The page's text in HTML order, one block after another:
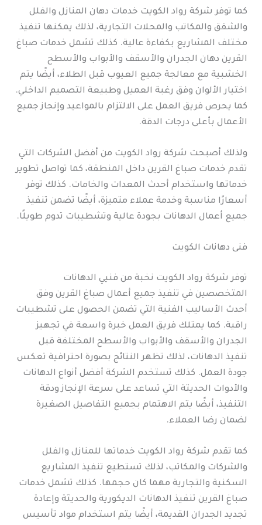
كما توفر شركة رواد الكويت خدمات دهان المنازل والفلل
والشقق والمكاتب والمحلات التجارية، لذلك يمكنها تنفيذ
مختلف المشاريع بكفاءة عالية. كذلك تشمل خدمات صباغ
القرين دهان الجدران والأسقف والأبواب والأسطح
الخشبية مع معالجة جميع العيوب قبل الطلاء، أيضًا يتم
اختيار الألوان وفق رغبة العميل وطبيعة التصميم الداخلي.
كما يحرص فريق العمل على الالتزام بالمواعيد وإنجاز جميع
الأعمال بأعلى درجات الدقة.
ولذلك أصبحت شركة رواد الكويت من أفضل الشركات التي
تقدم خدمات صباغ القرين داخل المنطقة، كما تواصل تطوير
خدماتها واستخدام أحدث المعدات والخامات. كذلك توفر
أسعارًا مناسبة وخدمة عملاء متميزة، أيضًا تضمن تنفيذ
جميع أعمال الدهانات بجودة عالية وتشطيبات تدوم طويلًا.
فنى دهانات الكويت
توفر شركة رواد الكويت نخبة من فنيي الدهانات
المتخصصين في تنفيذ جميع أعمال صباغ القرين وفق
أحدث الأساليب الفنية التي تضمن الحصول على تشطيبات
راقية. كما يمتلك فريق العمل خبرة واسعة في تجهيز
الجدران والأسقف والأبواب والأسطح المختلفة قبل
تنفيذ الدهانات، لذلك تظهر النتائج بصورة احترافية تعكس
جودة العمل. كذلك تستخدم الشركة أفضل أنواع الدهانات
والأدوات الحديثة التي تساعد على سرعة الإنجاز ودقة
التنفيذ، أيضًا يتم الاهتمام بجميع التفاصيل الصغيرة
لضمان رضا العملاء.
كما تقدم شركة رواد الكويت خدماتها للمنازل والفلل
والشركات والمكاتب، لذلك تستطيع تنفيذ المشاريع
السكنية والتجارية مهما كان حجمها. كذلك تشمل خدمات
صباغ القرين تنفيذ الدهانات الديكورية والحديثة وإعادة
تجديد الجدران القديمة، أيضًا يتم استخدام مواد تأسيس